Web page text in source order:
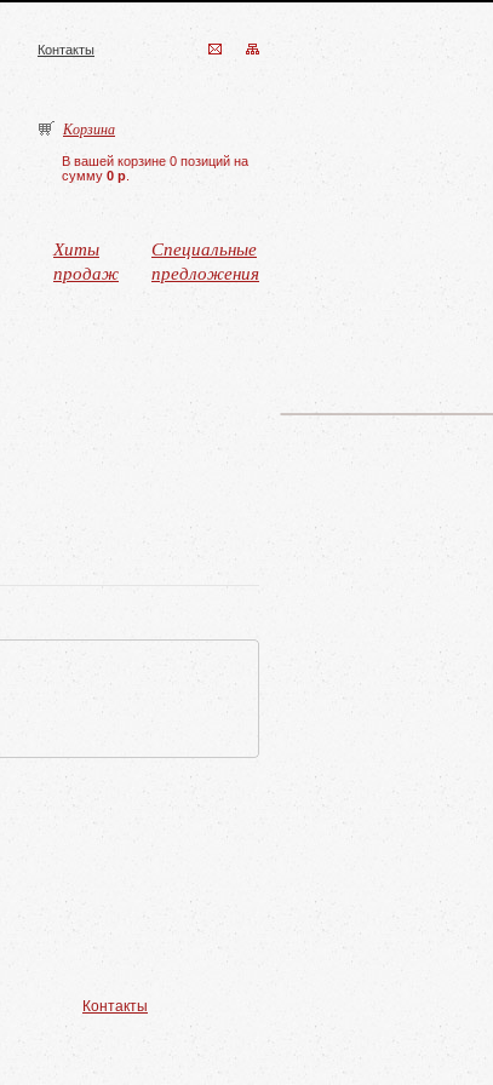
Контакты
Корзина
В вашей корзине 0 позиций на
сумму 0 р
Хиты
продаж
Специальные
предложения
Контакты